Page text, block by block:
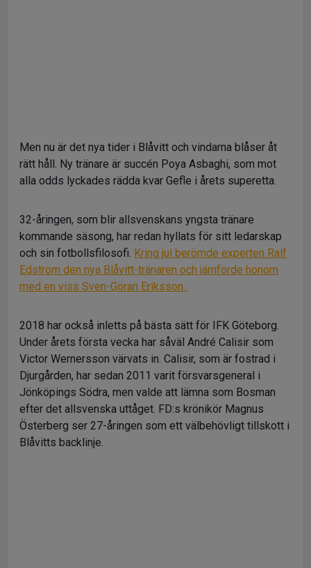
Men nu är det nya tider i Blåvitt och vindarna blåser åt
rätt håll. Ny tränare är succén Poya Asbaghi, som mot
alla odds lyckades rädda kvar Gefle i årets superetta.
32-åringen, som blir allsvenskans yngsta tränare
kommande säsong, har redan hyllats för sitt ledarskap
och sin fotbollsfilosofi. Kring jul berömde experten Ralf
Edström den nya Blåvitt-tränaren och jämförde honom
med en viss Sven-Göran Eriksson.
2018 har också inletts på bästa sätt för IFK Göteborg.
Under årets första vecka har såväl André Calisir som
Victor Wernersson värvats in. Calisir, som är fostrad i
Djurgården, har sedan 2011 varit försvarsgeneral i
Jönköpings Södra, men valde att lämna som Bosman
efter det allsvenska uttåget. FD:s krönikör Magnus
Österberg ser 27-åringen som ett välbehövligt tillskott i
Blåvitts backlinje.